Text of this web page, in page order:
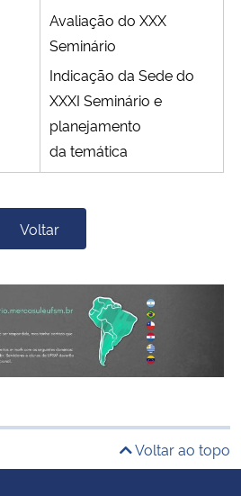
Avaliação do XXX
Seminário
Indicação da Sede do
XXXI Seminário e
planejamento
da temática
Voltar
Voltar ao topo